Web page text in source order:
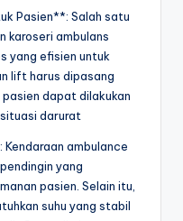
Pasien**: Salah satu
karoseri ambulans
yang efisien untuk
lift harus dipasang
dapat dilakukan
darurat
ambulance
yang
pasien. Selain itu,
suhu yang stabil